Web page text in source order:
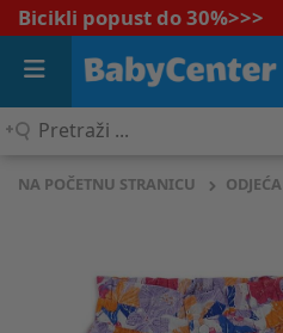
Bicikli popust do 30%>>>
Pretraži
NA POČETNU STRANICU ODJEĆA